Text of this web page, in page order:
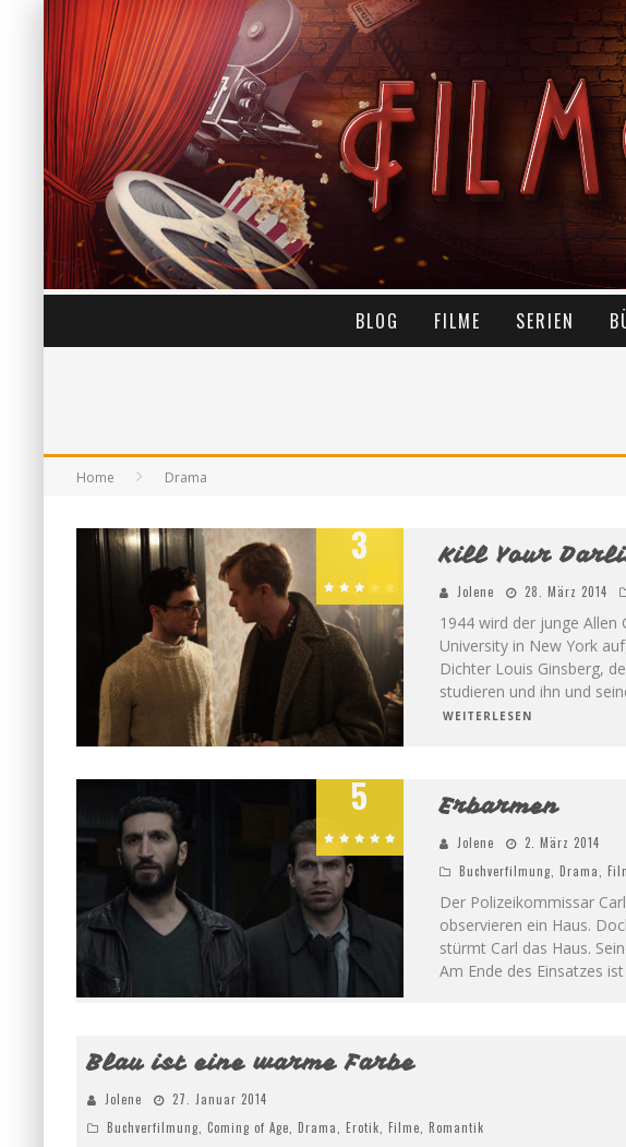
BLOG FILME SERIEN
Home Drama
3 Kill Your
Jolene 28. März 2014
1944 wird der junge Allen
University in New York
Dichter Louis Ginsberg,
studieren und ihn und
WEITERLESEN
5 Erbarmen
Jolene
2. März 2014
Buchverfilmung Drama
Der Polizeikommissar
observieren ein Haus.
stürmt Carl das Haus.
Am Ende des Einsatzes
3
Blau ist eine warme Farbe
Jolene
27. Januar 2014
Buchverfilmung Coming of Age Drama Erotik Filme Romantik